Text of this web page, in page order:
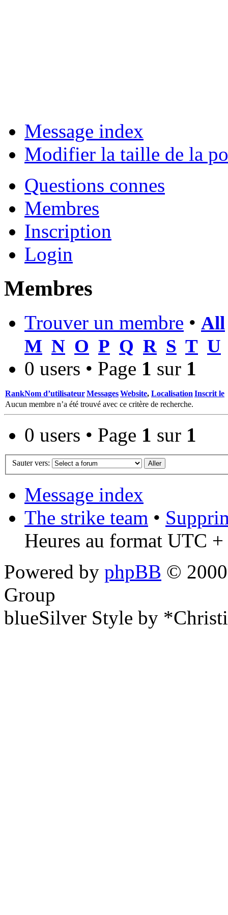
Message index
Modifier la taille de la
Questions connes
Membres
Inscription
Login
Membres
Trouver un membre • All
M N O P Q R S T U
0 users • Page 1 sur 1
RankNom d’utilisateurMessagesWebsite, Localisation Inscrit le
Aucun membre n’a été trouvé avec ce critère de recherche.
0 users • Page 1 sur 1
Sauter vers:
Message index
The strike team •
Heures au format UTC
Powered by phpBB ©
Group
blueSilver Style by